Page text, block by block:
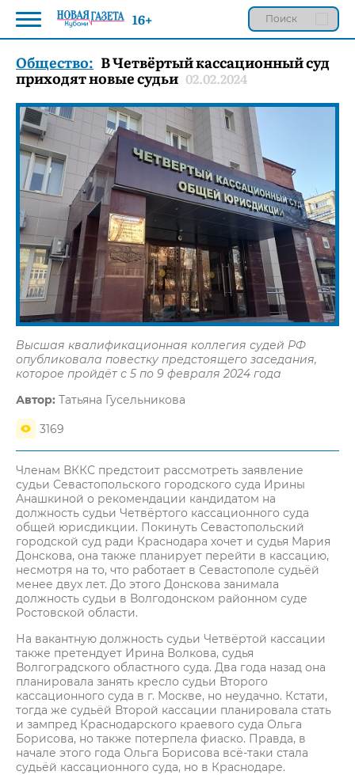
Общество: В Четвёртый кассационный суд
приходят новые судьи 02.02.2024
Высшая квалификационная коллегия судей РФ
опубликовала повестку предстоящего заседания,
которое пройдёт с 5 по 9 февраля 2024 года
Автор: Татьяна Гусельникова
3169
Членам ВККС предстоит рассмотреть заявление
судьи Севастопольского городского суда Ирины
Анашкиной о рекомендации кандидатом на
должность судьи Четвёртого кассационного суда
общей юрисдикции. Покинуть Севастопольский
городской суд ради Краснодара хочет и судья Мария
Донскова, она также планирует перейти в кассацию,
несмотря на то, что работает в Севастополе судьёй
менее двух лет. До этого Донскова занимала
должность судьи в Волгодонском районном суде
Ростовской области.
На вакантную должность судьи Четвёртой кассации
также претендует Ирина Волкова, судья
Волгоградского областного суда. Два года назад она
планировала занять кресло судьи Второго
кассационного суда в г. Москве, но неудачно. Кстати,
тогда же судьёй Второй кассации планировала стать
и зампред Краснодарского краевого суда Ольга
Борисова, но также потерпела фиаско. Правда, в
начале этого года Ольга Борисова всё-таки стала
судьёй кассационного суда, но в Краснодаре.
16+